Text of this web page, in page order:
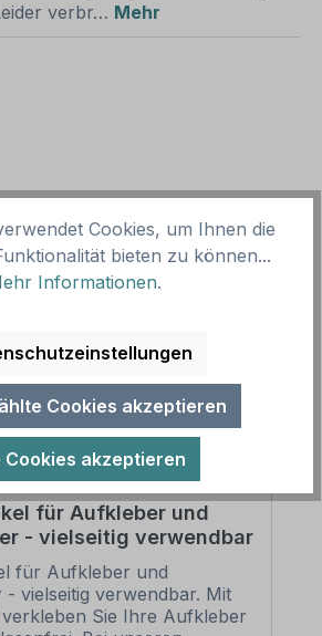
verbr… Mehr
für Aufkleber und
- vielseitig verwendbar
für Aufkleber und
- vielseitig verwendbar. Mit
verkleben Sie Ihre Aufkleber
Cookies, um Ihnen die
bieten zu können...
Informationen.
Cookies akzeptieren
Cookies akzeptieren